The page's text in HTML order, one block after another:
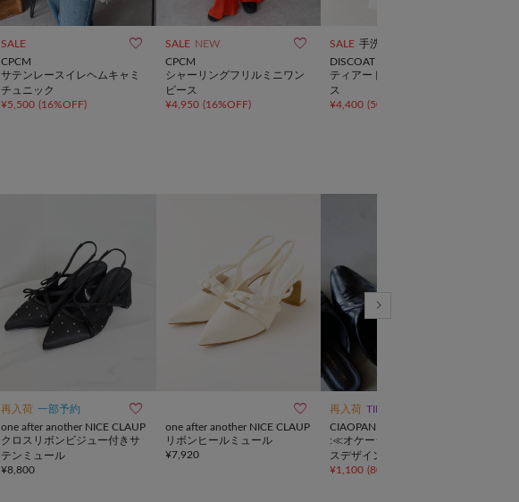
SALE 
CPCM
サテンレースイレヘムキャミ
チュニック
¥5,500 (16%OFF)
SALE NEW 
CPCM
シャーリングフリルミニワン
ピース
¥4,950 (16%OFF)
SALE 手洗い可
DISCOAT
ティアードノースリワンピー
ス
¥4,400 (50%OFF
再入荷 一部予約 
one after another NICE CLAUP
クロスリボンビジュー付きサ
テンミュール
¥8,800

one after another NICE CLAUP
リボンヒールミュール
¥7,920
再入荷 TIME SALE
CIAOPANIC TYPY
:≪オケージョン対応≫クロ
スデザインミュール
¥1,100 (80%OFF